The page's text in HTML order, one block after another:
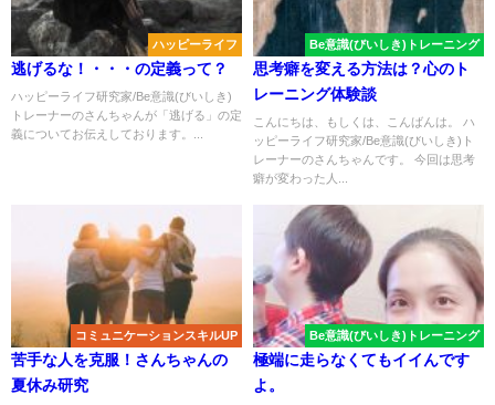
ハッピーライフ
逃げるな！・・・の定義って？
ハッピーライフ研究家/Be意識(びいしき)
トレーナーのさんちゃんが「逃げる」の定
義についてお伝えしております。...
Be意識(びいしき)トレーニング
思考癖を変える方法は？心のト
レーニング体験談
こんにちは、もしくは、こんばんは。 ハ
ッピーライフ研究家/Be意識(びいしき)ト
レーナーのさんちゃんです。 今回は思考
癖が変わった人...
コミュニケーションスキルUP
苦手な人を克服！さんちゃんの
夏休み研究
Be意識(びいしき)トレーニング
極端に走らなくてもイイんです
よ。